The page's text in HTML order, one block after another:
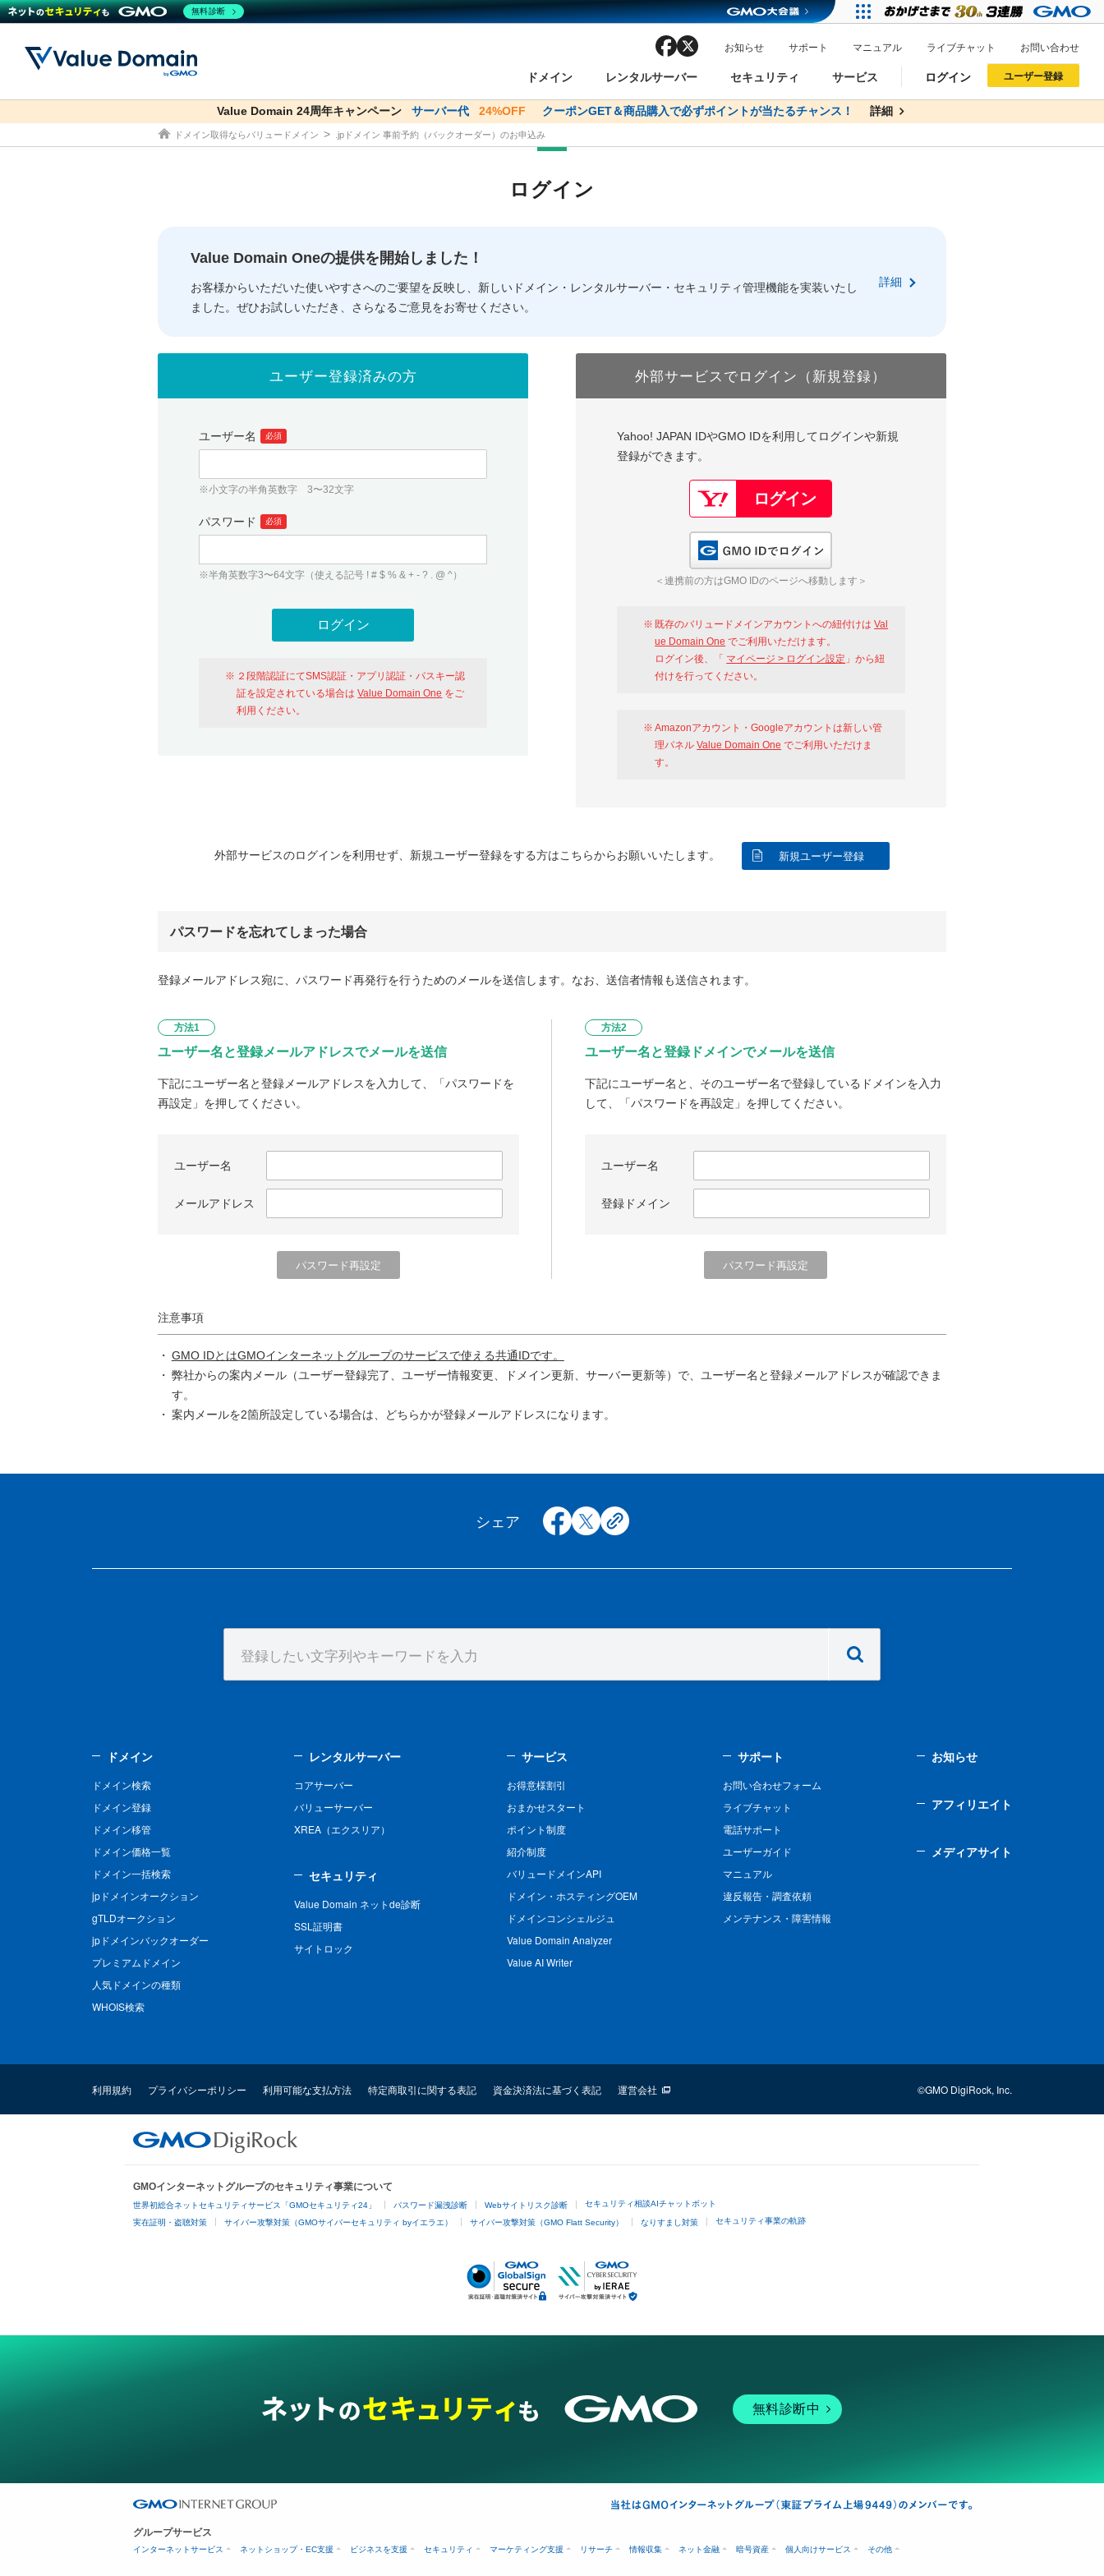
ドメイン
ドメイン ドメイン検索
ドメイン一括検索
人気ドメインの種類 WHOIS検索
レンタルサーバー
レンタルサーバー コアサーバー
セキュリティ
セキュリティ Value Domain ネットde診断
サービス
サービス お得意様割引
バリュードメインAPI
facebook お知らせ サポート マニュアル ライブチャット お問い合わせ
ログイン
従来のバリュードメインをご利用希望の方 おすすめ One レンタルサーバーを含む最新の機能を使う方
以下でもログイン可能
ユーザー登録
従来のバリュードメインをご利用希望の方 おすすめ One レンタルサーバーを含む最新の機能を使う方
以下でも登録可能
Value Domain 24周年キャンペーン サーバー代 24%OFF クーポンGET＆商品購入で必ずポイントが当たるチャンス！ 詳細
co.jpドメイン✕コアサーバーV2ビジネス応援キャンペーン サーバー料金1年間無料 詳細
ドメイン取得ならバリュードメイン .jpドメイン 事前予約（バックオーダー）のお申込み
ログイン
Value Domain Oneの提供を開始しました！
お客様からいただいた使いやすさへのご要望を反映し、新しいドメイン・レンタルサーバー・セキュリティ管理機能を実装いたし
ました。ぜひお試しいただき、さらなるご意見をお寄せください。
詳細
ユーザー登録済みの方
ユーザー名 必須
※小文字の半角英数字 3〜32文字
パスワード 必須
※半角英数字3〜64文字（使える記号 ! # $ % & + - ? . @ ^）
２段階認証にてSMS認証・アプリ認証・パスキー認
証を設定されている場合はValue Domain One をご
利用ください。
外部サービスでログイン（新規登録）
Yahoo! JAPAN IDやGMO IDを利用してログインや新規
登録ができます。
＜連携前の方はGMO IDのページへ移動します＞
既存のバリュードメインアカウントへの紐付けはVal
ue Domain One でご利用いただけます。
ログイン後、「 マイページ > ログイン設定 」から紐
付けを行ってください。
Amazonアカウント・Googleアカウントは新しい管
理パネルValue Domain One でご利用いただけま
す。
外部サービスのログインを利用せず、新規ユーザー登録をする方はこちらからお願いいたします。 新規ユーザー登録
パスワードを忘れてしまった場合
登録メールアドレス宛に、パスワード再発行を行うためのメールを送信します。なお、送信者情報も送信されます。
方法1
ユーザー名と登録メールアドレスでメールを送信
下記にユーザー名と登録メールアドレスを入力して、「パスワードを
再設定」を押してください。
ユーザー名
メールアドレス
方法2
ユーザー名と登録ドメインでメールを送信
下記にユーザー名と、そのユーザー名で登録しているドメインを入力
して、「パスワードを再設定」を押してください。
ユーザー名
登録ドメイン
注意事項
GMO IDとはGMOインターネットグループのサービスで使える共通IDです。
弊社からの案内メール（ユーザー登録完了、ユーザー情報変更、ドメイン更新、サーバー更新等）で、ユーザー名と登録メールアドレスが確認できま
す。
案内メールを2箇所設定している場合は、どちらかが登録メールアドレスになります。
シェア facebook
x copy
ドメイン
ドメイン検索
ドメイン登録
ドメイン移管
ドメイン価格一覧
ドメイン一括検索
jpドメインオークション
gTLDオークション
jpドメインバックオーダー
プレミアムドメイン
人気ドメインの種類
WHOIS検索
レンタルサーバー
コアサーバー
バリューサーバー
XREA（エクスリア）
セキュリティ
Value Domain ネットde診断
SSL証明書
サイトロック
サービス
お得意様割引
おまかせスタート
ポイント制度
紹介制度
バリュードメインAPI
ドメイン・ホスティングOEM
ドメインコンシェルジュ
Value Domain Analyzer
Value AI Writer
サポート
お問い合わせフォーム
ライブチャット
電話サポート
ユーザーガイド
マニュアル
違反報告・調査依頼
メンテナンス・障害情報
お知らせ
アフィリエイト
メディアサイト
利用規約 プライバシーポリシー 利用可能な支払方法 特定商取引に関する表記 資金決済法に基づく表記 運営会社 ©GMO DigiRock, Inc.
GMOインターネットグループのセキュリティ事業について
世界初総合ネットセキュリティサービス「GMOセキュリティ24」 パスワード漏洩診断 Webサイトリスク診断 セキュリティ相談AIチャットボット
実在証明・盗聴対策 サイバー攻撃対策（GMOサイバーセキュリティ byイエラエ） サイバー攻撃対策（GMO Flatt Security） なりすまし対策 セキュリティ事業の軌跡
無料診断中
グループサービス
インターネットサービス ネットショップ・EC支援 ビジネスを支援 セキュリティ マーケティング支援 リサーチ 情報収集 ネット金融 暗号資産 個人向けサービス その他
無料診断